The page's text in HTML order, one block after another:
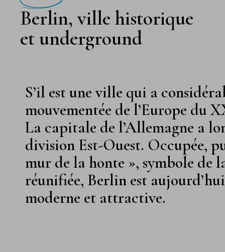
Berlin, ville historique
et underground
S’il est une ville qui a
mouvementée de l’Europe du
La capitale de l’Allemagne a
division Est-Ouest. Occupée,
mur de la honte », symbole de
réunifiée, Berlin est
moderne et attractive.